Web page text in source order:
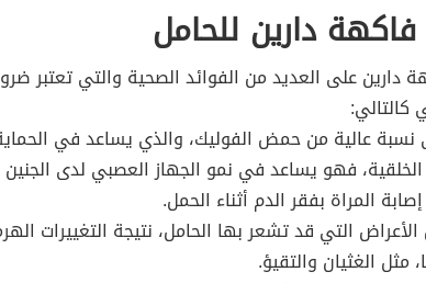
دارين للحامل
دارين على العديد من الفوائد الصحية والتي تعتبر
كالتالي:
عالية من حمض الفوليك، والذي يساعد في
فهو يساعد في نمو الجهاز العصبي لدى
المراة بفقر الدم أثناء الحمل.
التي قد تشعر بها الحامل، نتيجة التغييرات
الغثيان والتقيؤ.